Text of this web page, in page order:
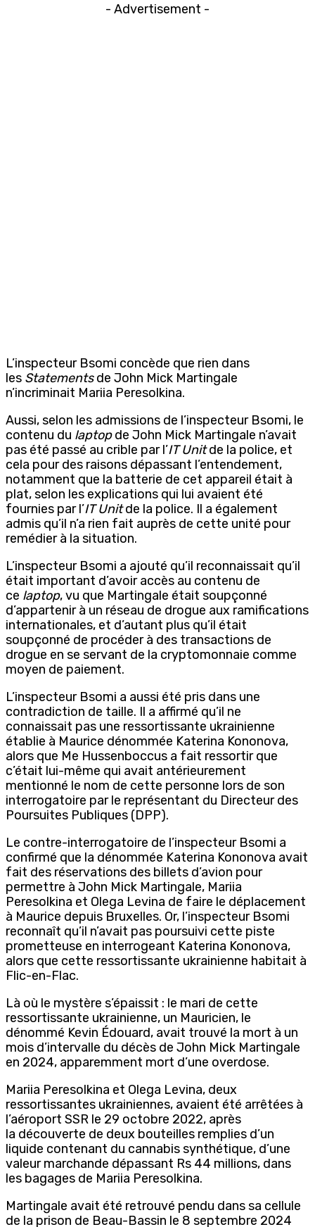
- Advertisement -
L’inspecteur Bsomi concède que rien dans
les Statementsde John Mick Martingale
n’incriminait Mariia Peresolkina.
Aussi, selon les admissions de l’inspecteur Bsomi, le
contenu du laptopde John Mick Martingale n’avait
pas été passé au crible par l’IT Unitde la police, et
cela pour des raisons dépassant l’entendement,
notamment que la batterie de cet appareil était à
plat, selon les explications qui lui avaient été
fournies par l’IT Unitde la police. Il a également
admis qu’il n’a rien fait auprès de cette unité pour
remédier à la situation.
L’inspecteur Bsomi a ajouté qu’il reconnaissait qu’il
était important d’avoir accès au contenu de
ce laptop, vu que Martingale était soupçonné
d’appartenir à un réseau de drogue aux ramifications
internationales, et d’autant plus qu’il était
soupçonné de procéder à des transactions de
drogue en se servant de la cryptomonnaie comme
moyen de paiement.
L’inspecteur Bsomi a aussi été pris dans une
contradiction de taille. Il a affirmé qu’il ne
connaissait pas une ressortissante ukrainienne
établie à Maurice dénommée Katerina Kononova,
alors que Me Hussenboccus a fait ressortir que
c’était lui-même qui avait antérieurement
mentionné le nom de cette personne lors de son
interrogatoire par le représentant du Directeur des
Poursuites Publiques (DPP).
Le contre-interrogatoire de l’inspecteur Bsomi a
confirmé que la dénommée Katerina Kononova avait
fait des réservations des billets d’avion pour
permettre à John Mick Martingale, Mariia
Peresolkina et Olega Levina de faire le déplacement
à Maurice depuis Bruxelles. Or, l’inspecteur Bsomi
reconnaît qu’il n’avait pas poursuivi cette piste
prometteuse en interrogeant Katerina Kononova,
alors que cette ressortissante ukrainienne habitait à
Flic-en-Flac.
Là où le mystère s’épaissit : le mari de cette
ressortissante ukrainienne, un Mauricien, le
dénommé Kevin Édouard, avait trouvé la mort à un
mois d’intervalle du décès de John Mick Martingale
en 2024, apparemment mort d’une overdose.
Mariia Peresolkina et Olega Levina, deux
ressortissantes ukrainiennes, avaient été arrêtées à
l’aéroport SSR le 29 octobre 2022, après
la découverte de deux bouteilles remplies d’un
liquide contenant du cannabis synthétique, d’une
valeur marchande dépassant Rs 44 millions, dans
les bagages de Mariia Peresolkina.
Martingale avait été retrouvé pendu dans sa cellule
de la prison de Beau-Bassin le 8 septembre 2024